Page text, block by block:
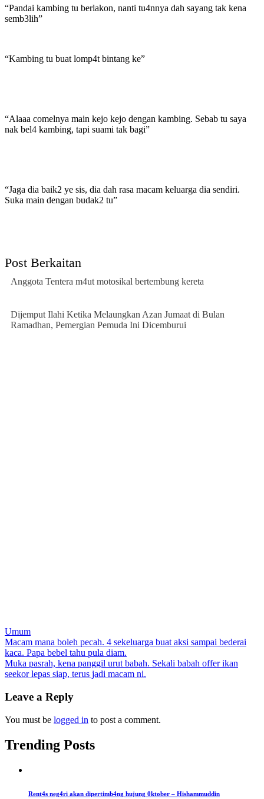
“Pandai kambing tu berlakon, nanti tu4nnya dah sayang tak kena
semb3lih”
“Kambing tu buat lomp4t bintang ke”
“Alaaa comelnya main kejo kejo dengan kambing. Sebab tu saya
nak bel4 kambing, tapi suami tak bagi”
“Jaga dia baik2 ye sis, dia dah rasa macam keluarga dia sendiri.
Suka main dengan budak2 tu”
Post Berkaitan
Anggota Tentera m4ut motosikal bertembung kereta
Dijemput Ilahi Ketika Melaungkan Azan Jumaat di Bulan
Ramadhan, Pemergian Pemuda Ini Dicemburui
Umum
Post
navigation
Macam mana boleh pecah. 4 sekeluarga buat aksi sampai bederai
kaca. Papa bebel tahu pula diam.
Muka pasrah, kena panggil urut babah. Sekali babah offer ikan
seekor lepas siap, terus jadi macam ni.
Leave a Reply
You must be logged in to post a comment.
Trending Posts
Rent4s neg4ri akan dipertimb4ng hujung 0ktober – Hishammuddin